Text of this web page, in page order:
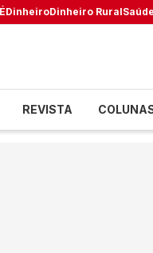
DinheiroDinheiro RuralSaúde
REVISTA